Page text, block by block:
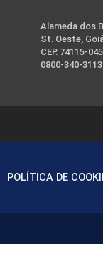
Alameda dos
St. Oeste,
CEP. 74115-045
0800-340-3113
POLÍTICA DE